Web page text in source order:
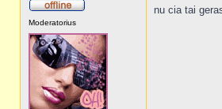
Moderatorius
nu cia tai